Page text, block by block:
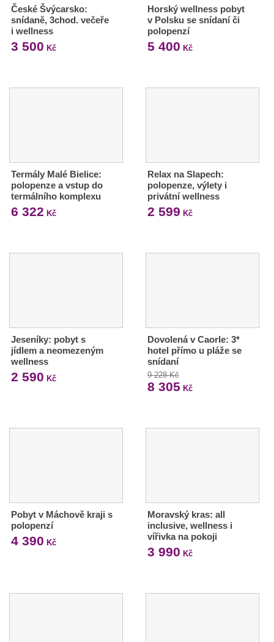
České Švýcarsko:
snídaně, 3chod. večeře
i wellness
3 500 Kč
Horský wellness pobyt
v Polsku se snídaní či
polopenzí
5 400 Kč
Termály Malé Bielice:
polopenze a vstup do
termálního komplexu
6 322 Kč
Relax na Slapech:
polopenze, výlety i
privátní wellness
2 599 Kč
Jeseníky: pobyt s
jídlem a neomezeným
wellness
2 590 Kč
Dovolená v Caorle: 3*
hotel přímo u pláže se
snídaní
9 228 Kč
8 305 Kč
Pobyt v Máchově kraji s
polopenzí
4 390 Kč
Moravský kras: all
inclusive, wellness i
vířivka na pokoji
3 990 Kč